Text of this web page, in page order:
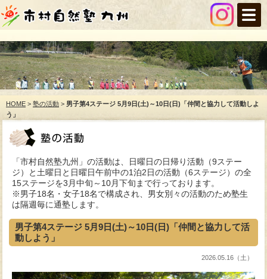
HOME > 塾の活動 > 男子第4ステージ 5月9日(土)～10日(日)「仲間と協力して活動しよ
う」
「市村自然塾九州」の活動は、日曜日の日帰り活動（9ステー
ジ）と土曜日と日曜日午前中の1泊2日の活動（6ステージ）の全
15ステージを3月中旬～10月下旬まで行っております。
※男子18名・女子18名で構成され、男女別々の活動のため塾生
は隔週毎に通塾します。
男子第4ステージ 5月9日(土)～10日(日)「仲間と協力して活
動しよう」
2026.05.16（土）